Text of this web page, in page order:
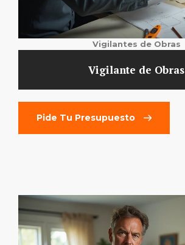
Vigilantes de Obras
Vigilante de Obras
Pide Tu Presupuesto